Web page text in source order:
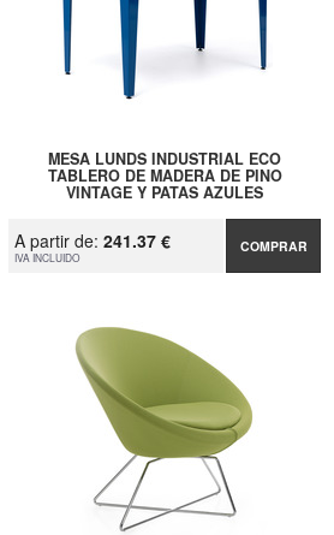
MESA LUNDS INDUSTRIAL ECO
TABLERO DE MADERA DE PINO
VINTAGE Y PATAS AZULES
A partir de: 241.37 €
IVA INCLUIDO
COMPRAR